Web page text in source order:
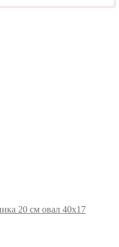
20 см овал 40х17